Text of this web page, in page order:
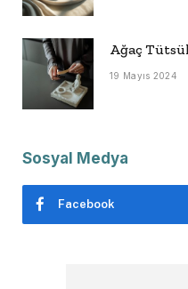
Ağaç
19 Mayıs 2024
Sosyal Medya
Facebook